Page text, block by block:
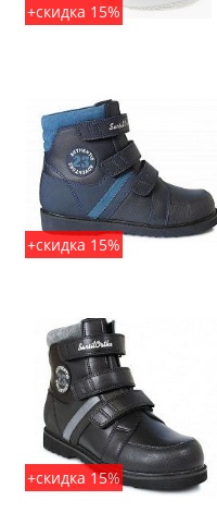
+скидка 15%
+скидка 15%
+скидка 15%